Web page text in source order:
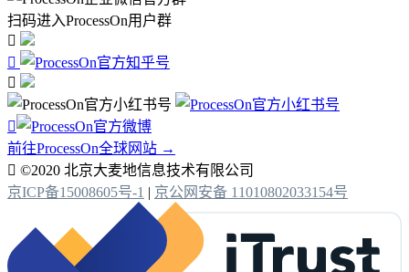
扫码进入ProcessOn用户群




前往ProcessOn全球网站 →
 ©2020 北京大麦地信息技术有限公司
京ICP备15008605号-1 | 京公网安备 11010802033154号